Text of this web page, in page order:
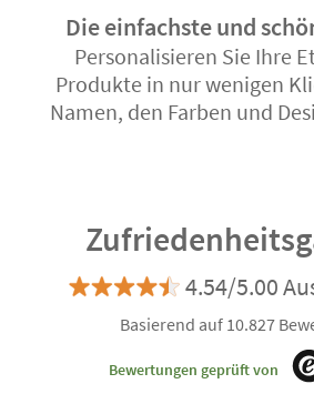
Die einfachste und
Personalisieren Sie Ihre
Produkte in nur wenigen
Namen, den Farben und
4.54/5.00
Basierend auf 10.827
Bewertungen geprüft von